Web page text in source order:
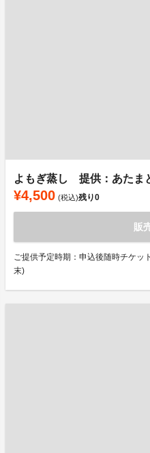
よもぎ蒸し 提供：あたま
¥4,500 (税込)残り0
販
ご提供予定時期：申込後随時チケッ
末)